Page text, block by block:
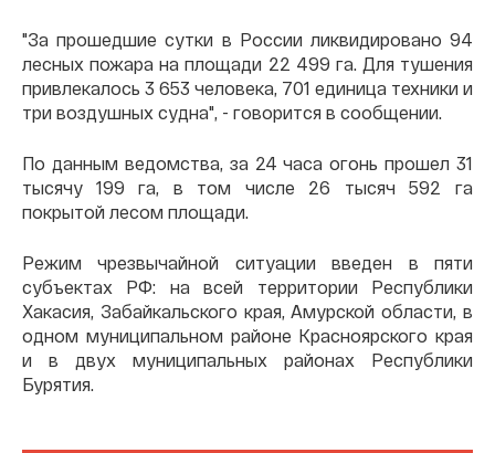
"За прошедшие сутки в России ликвидировано 94
лесных пожара на площади 22 499 га. Для тушения
привлекалось 3 653 человека, 701 единица техники и
три воздушных судна", - говорится в сообщении.
По данным ведомства, за 24 часа огонь прошел 31
тысячу 199 га, в том числе 26 тысяч 592 га
покрытой лесом площади.
Режим чрезвычайной ситуации введен в пяти
субъектах РФ: на всей территории Республики
Хакасия, Забайкальского края, Амурской области, в
одном муниципальном районе Красноярского края
и в двух муниципальных районах Республики
Бурятия.